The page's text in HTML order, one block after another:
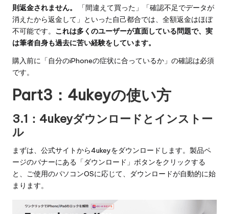
則返金されません。
「間違えて買った」「確認不足でデータが
消えたから返金して」といった自己都合では、全額返金はほぼ
不可能です。 これは多くのユーザーが直面している問題で、実
は筆者自身も過去に苦い経験をしています。
購入前に「自分のiPhoneの症状に合っているか」の確認は必須
です。
Part3：4ukeyの使い方
3.1：4ukeyダウンロードとインストー
ル
まずは、 公式サイトから4ukeyをダウンロードします。製品ペ
ージのバナーにある「ダウンロード」ボタンをクリックする
と、ご使用のパソコンOSに応じて、ダウンロードが自動的に始
まります。